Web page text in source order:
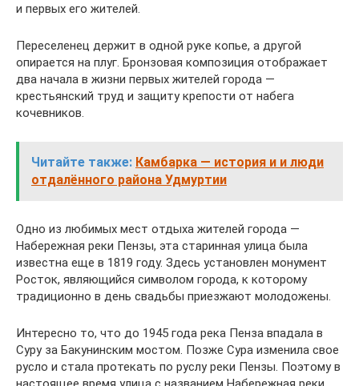
и первых его жителей.
Переселенец держит в одной руке копье, а другой
опирается на плуг. Бронзовая композиция отображает
два начала в жизни первых жителей города —
крестьянский труд и защиту крепости от набега
кочевников.
Читайте также: Камбарка — история и и люди
отдалённого района Удмуртии
Одно из любимых мест отдыха жителей города —
Набережная реки Пензы, эта старинная улица была
известна еще в 1819 году. Здесь установлен монумент
Росток, являющийся символом города, к которому
традиционно в день свадьбы приезжают молодожены.
Интересно то, что до 1945 года река Пенза впадала в
Суру за Бакунинским мостом. Позже Сура изменила свое
русло и стала протекать по руслу реки Пензы. Поэтому в